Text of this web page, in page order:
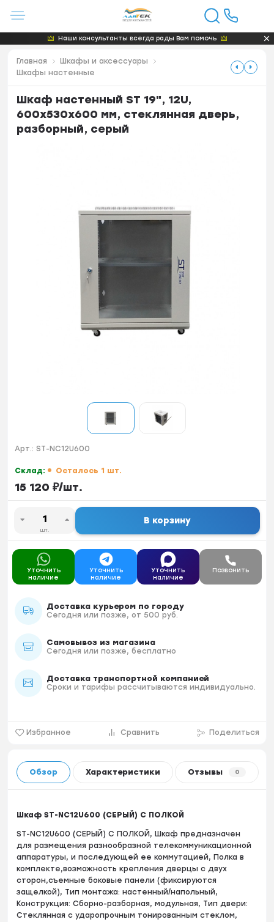
Наши консультанты всегда рады Вам помочь
Главная
Шкафы и аксессуары
Шкафы настенные
Шкаф настенный ST 19", 12U,
600x530x600 мм, стеклянная дверь,
разборный, серый
Арт.: ST-NC12U600
Склад: Осталось 1 шт.
15 120 ₽/шт.
шт.
В корзину
Уточнить
наличие
Уточнить
наличие
Уточнить
наличие
Позвонить
Доставка курьером по городу
Сегодня или позже, от 500 руб.
Самовывоз из магазина
Сегодня или позже, бесплатно
Доставка транспортной компанией
Сроки и тарифы рассчитываются индивидуально.
Избранное Сравнить Поделиться
Обзор Характеристики Отзывы 0
Шкаф ST-NC12U600 (СЕРЫЙ) С ПОЛКОЙ
ST-NC12U600 (СЕРЫЙ) С ПОЛКОЙ, Шкаф предназначен
для размещения разнообразной телекоммуникационной
аппаратуры, и последующей ее коммутацией, Полка в
комплекте,возможность крепления дверцы с двух
сторон,съемные боковые панели (фиксируются
защелкой), Тип монтажа: настенный/напольный,
Конструкция: Сборно-разборная, модульная, Тип двери:
Стеклянная с ударопрочным тонированным стеклом,